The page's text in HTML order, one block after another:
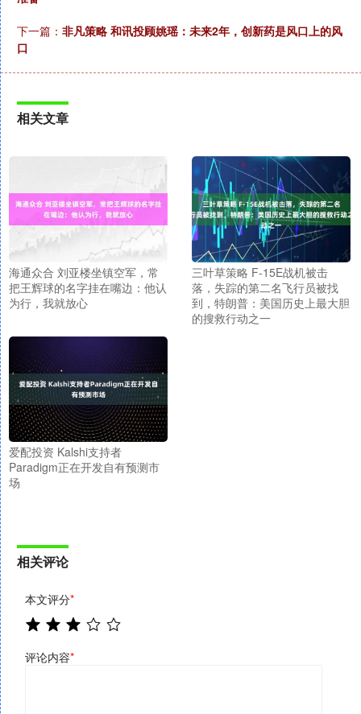
下一篇： 非凡策略 和讯投顾姚瑶：未来2年，创新药是风口上的风
口
相关文章
海通众合 刘亚楼坐镇空军，常
把王辉球的名字挂在嘴边：他认
为行，我就放心
三叶草策略 F-15E战机被击
落，失踪的第二名飞行员被找
到，特朗普：美国历史上最大胆
的搜救行动之一
爱配投资 Kalshi支持者
Paradigm正在开发自有预测市
场
相关评论
本文评分*
评论内容*